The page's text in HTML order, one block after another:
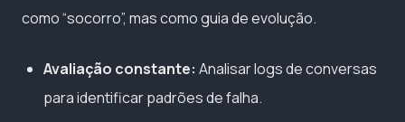
como “socorro”, mas como guia de evolução.
Avaliação constante: Analisar logs de conversas
para identificar padrões de falha.